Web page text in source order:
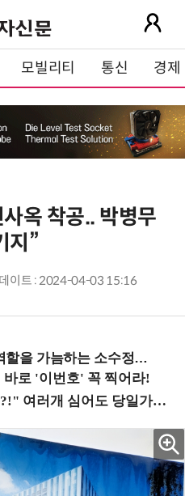
모빌리티 통신 경제
옥 착공.. 박병무
지”
이트 : 2024-04-03 15:16
정예 실습 워크숍 (8/28 신논현역)